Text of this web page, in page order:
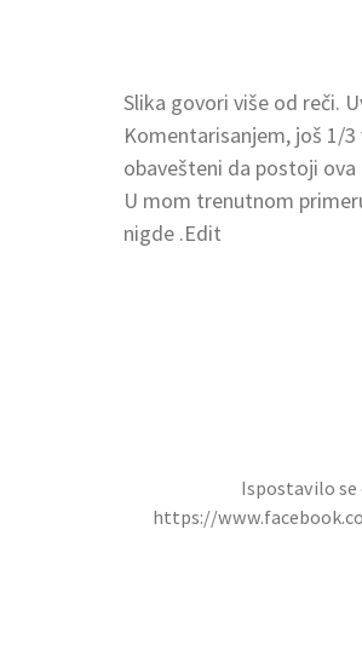
Slika govori više od reči.
Komentarisanjem, još 1/
obavešteni da postoji
U mom trenutnom
nigde .Edit
Ispostavilo
https://